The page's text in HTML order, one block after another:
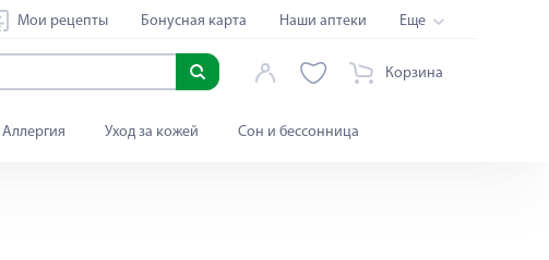
Мои рецепты Бонусная карта Наши аптеки Еще
Корзина
Аллергия Уход за кожей Сон и бессонница